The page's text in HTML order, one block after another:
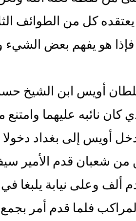
كل من الطوائف
فإذا هو يفهم بعض
أويس ابن الشيخ
نائبه عليهما
إلى بغداد دخولا
شعبان قدم الأمير
ألف وعلى نيابة يلبغا
فلما قدم أمر